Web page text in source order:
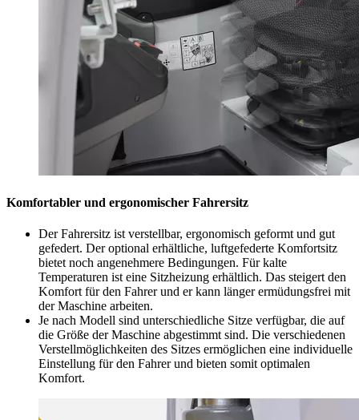
Komfortabler und ergonomischer Fahrersitz
Der Fahrersitz ist verstellbar, ergonomisch geformt und gut
gefedert. Der optional erhältliche, luftgefederte Komfortsitz
bietet noch angenehmere Bedingungen. Für kalte
Temperaturen ist eine Sitzheizung erhältlich. Das steigert den
Komfort für den Fahrer und er kann länger ermüdungsfrei mit
der Maschine arbeiten.
Je nach Modell sind unterschiedliche Sitze verfügbar, die auf
die Größe der Maschine abgestimmt sind. Die verschiedenen
Verstellmöglichkeiten des Sitzes ermöglichen eine individuelle
Einstellung für den Fahrer und bieten somit optimalen
Komfort.